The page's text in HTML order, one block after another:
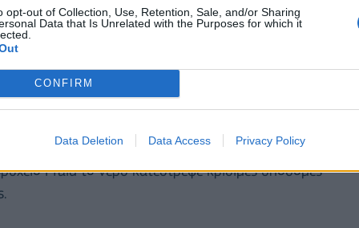
opt-out of Collection, Use, Retention, Sale, and/or Sharing
Data that Is Unrelated with the Purposes for which it
CONFIRM
Data Deletion Data Access Privacy Policy
και εκτοπίζοντας χιλιάδες, ενώ κατέστρεψαν
τις υπηρεσίες εκπαίδευσης και υγειονομικής
ξηρασία, έντονους καύσωνες και αρκετές
του προηγούμενου έτους, με τις πιο
του 2025, αναγκάζοντας μαζικές εκκενώσεις
αντιμετώπισε σοβαρές πλημμύρες τον
έντονων βροχοπτώσεων. Αρκετές περιοχές
Praid το νερό κατέστρεψε κρίσιμες υποδομές